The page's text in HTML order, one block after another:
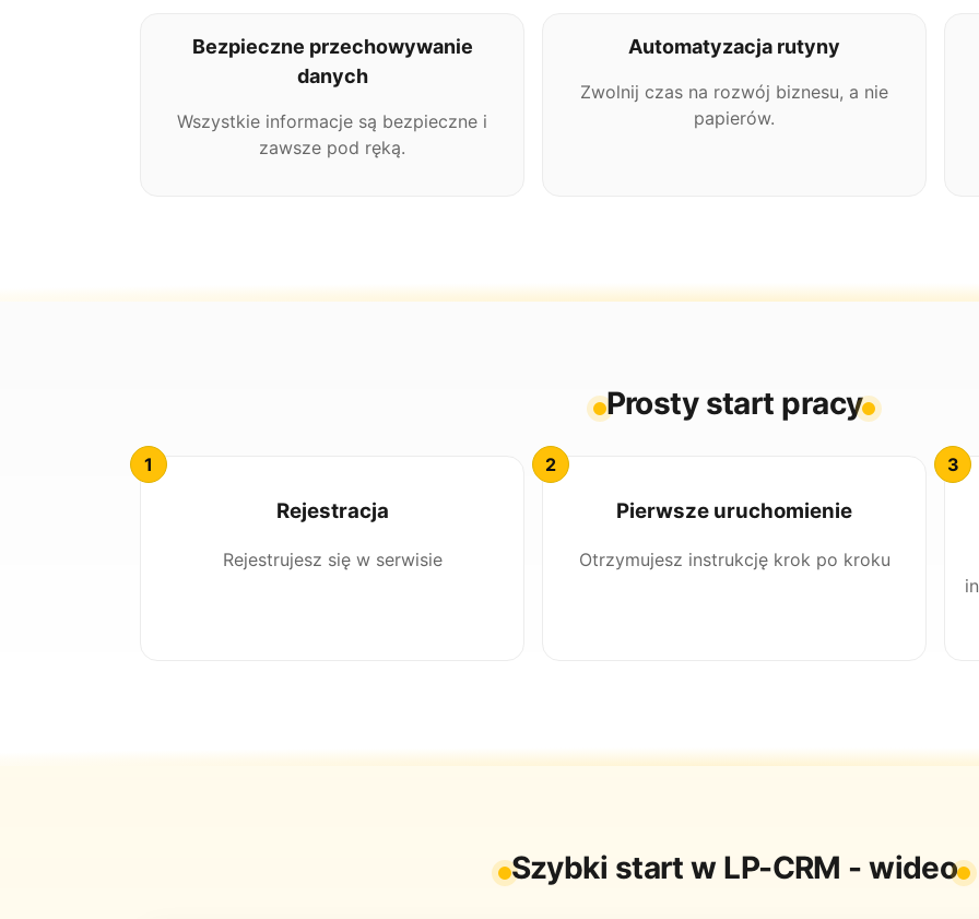
Bezpieczne przechowywanie
danych
Wszystkie informacje są bezpieczne i
zawsze pod ręką.
Automatyzacja rutyny
Zwolnij czas na rozwój biznesu, a nie
papierów.
Prosty start pracy
Rejestracja
Rejestrujesz się w serwisie
Pierwsze uruchomienie
Otrzymujesz instrukcję krok po kroku
Szybki start w LP-CRM - wideo